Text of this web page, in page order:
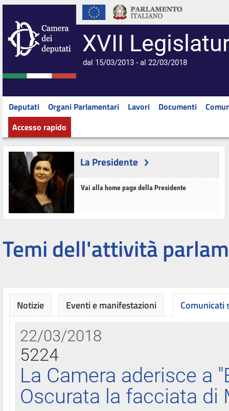
XVII
dal 15/03/2013 - al 22/03/2018
Deputati Organi Parlamentari Lavori Documenti
Accesso rapido
La Presidente
Vai alla home page della Presidente
Temi dell'attività
Notizie Eventi e manifestazioni Comunicati
22/03/2018
5224
La Camera aderisce a
Oscurata la facciata di